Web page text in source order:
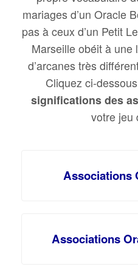
mariages d’un Oracle
pas à ceux d’un Petit
Marseille obéit à une
d’arcanes très
Cliquez ci-
significations des
votre jeu
Associations
Associations